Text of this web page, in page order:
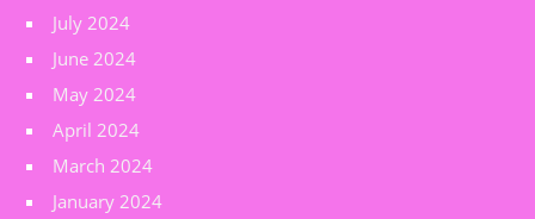
July 2024
June 2024
May 2024
April 2024
March 2024
January 2024